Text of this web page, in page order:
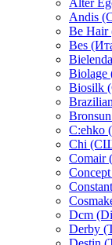
Alter
Andis
Be Hair
Bes
C:ehko
Chi
Comair
Dcm
Derby